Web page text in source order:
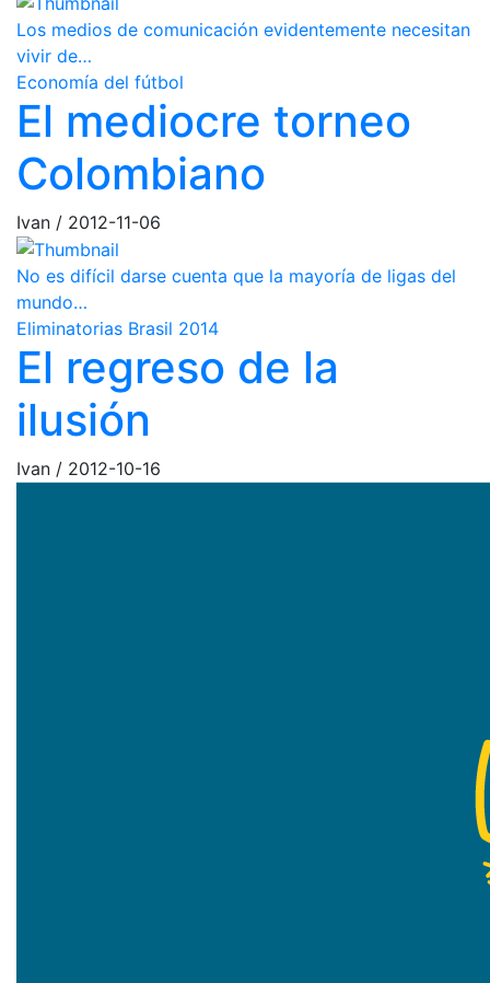
Los medios de comunicación evidentemente necesitan
vivir de…
Economía del fútbol
El mediocre torneo
Colombiano
Ivan / 2012-11-06
No es difícil darse cuenta que la mayoría de ligas del
mundo…
Eliminatorias Brasil 2014
El regreso de la
ilusión
Ivan / 2012-10-16